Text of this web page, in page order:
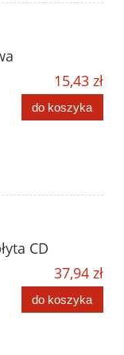
15,43 zł
do koszyka
CD
37,94 zł
do koszyka